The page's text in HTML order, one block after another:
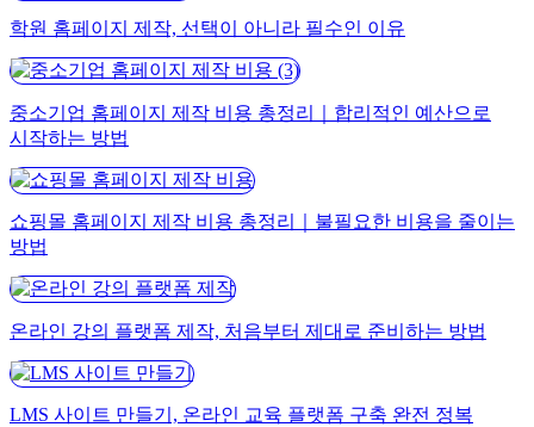
학원 홈페이지 제작, 선택이 아니라 필수인 이유
중소기업 홈페이지 제작 비용 총정리｜합리적인 예산으로
시작하는 방법
쇼핑몰 홈페이지 제작 비용 총정리｜불필요한 비용을 줄이는
방법
온라인 강의 플랫폼 제작, 처음부터 제대로 준비하는 방법
LMS 사이트 만들기, 온라인 교육 플랫폼 구축 완전 정복